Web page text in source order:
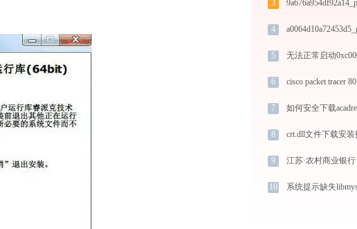
3
4
5 无法正常启动
6
7 如何安全下载
8 crt.dll文件下载安
9
10 系统提示缺失